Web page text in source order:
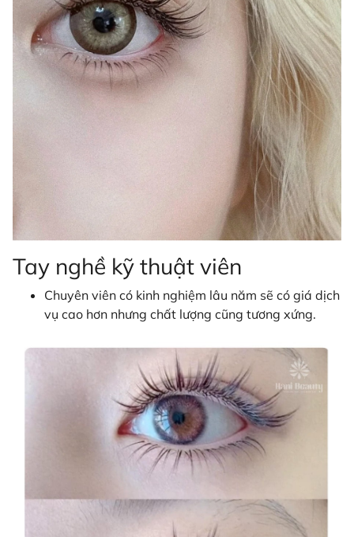
Tay nghề kỹ thuật viên
Chuyên viên có kinh nghiệm lâu năm sẽ có giá dịch
vụ cao hơn nhưng chất lượng cũng tương xứng.